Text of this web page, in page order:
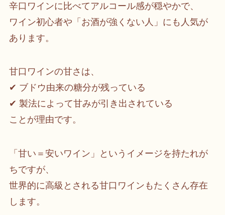
辛口ワインに比べてアルコール感が穏やかで、
ワイン初心者や「お酒が強くない人」にも人気が
あります。
甘口ワインの甘さは、
✔ ブドウ由来の糖分が残っている
✔ 製法によって甘みが引き出されている
ことが理由です。
「甘い＝安いワイン」というイメージを持たれが
ちですが、
世界的に高級とされる甘口ワインもたくさん存在
します。